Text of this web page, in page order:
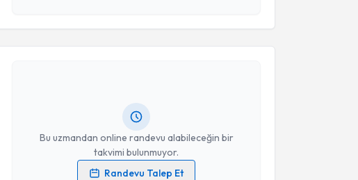
Bu uzmandan online randevu alabileceğin bir
takvimi bulunmuyor.
Randevu Talep Et
Takvimi Talebi
Dr. Oğuz Cebesoy